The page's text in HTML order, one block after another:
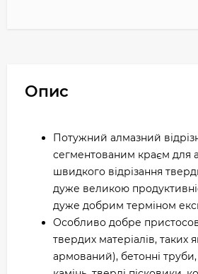
Опис
Потужний алмазний
сегментованим краєм для
швидкого відрізання
дуже великою
дуже добрим терміном
Особливо добре
твердих матеріалів, таких
армований), бетонні